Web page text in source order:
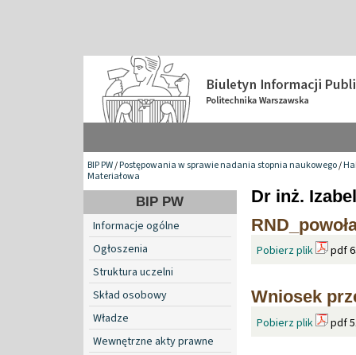
BIP PW/Postępowania w sprawie nadania stopnia naukowego/
Materiałowa
BIP PW
Informacje ogólne
Ogłoszenia
Struktura uczelni
Skład osobowy
Władze
Wewnętrzne akty prawne
Dr inż.
Pobierz plik pdf
Wniosek
Pobierz plik pdf